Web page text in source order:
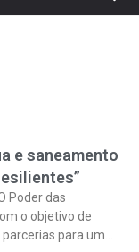
e saneamento
Poder das
o objetivo de
para um